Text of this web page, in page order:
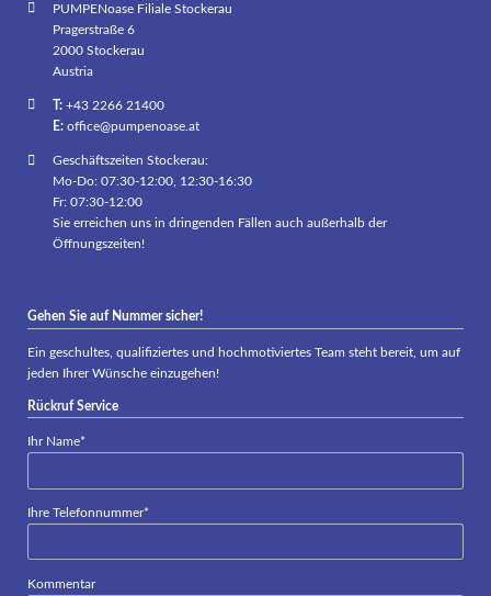
PUMPENoase Filiale Stockerau
Pragerstraße 6
2000 Stockerau
Austria
T:+43 2266 21400
E: office@pumpenoase.at
Geschäftszeiten Stockerau:
Mo-Do: 07:30-12:00, 12:30-16:30
Fr: 07:30-12:00
Sie erreichen uns in dringenden Fällen auch außerhalb der
Öffnungszeiten!
Gehen Sie auf Nummer sicher!
Ein geschultes, qualifiziertes und hochmotiviertes Team steht bereit, um auf
jeden Ihrer Wünsche einzugehen!
Rückruf Service
Pflichtfeld
Ihr Name*
Pflichtfeld
Ihre Telefonnummer*
Kommentar